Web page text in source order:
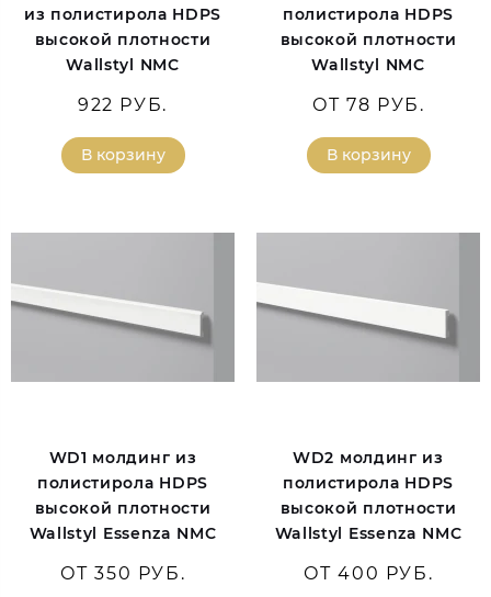
из полистирола HDPS
высокой плотности
Wallstyl NMC
922 РУБ.
В корзину
полистирола HDPS
высокой плотности
Wallstyl NMC
ОТ 78 РУБ.
В корзину
WD1 молдинг из
полистирола HDPS
высокой плотности
Wallstyl Essenza NMC
ОТ 350 РУБ.
WD2 молдинг из
полистирола HDPS
высокой плотности
Wallstyl Essenza NMC
ОТ 400 РУБ.